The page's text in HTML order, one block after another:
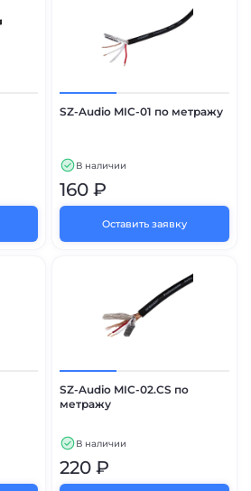
SZ-Audio MIC-01 по метражу
В наличии
160 ₽
Оставить заявку
SZ-Audio MIC-02.CS по
метражу
В наличии
220 ₽